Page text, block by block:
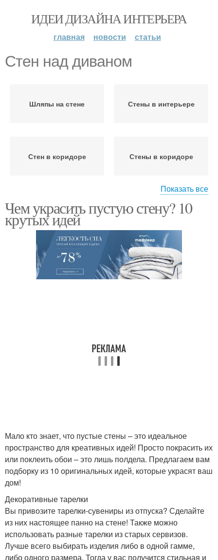
ИДЕИ ДИЗАЙНА ИНТЕРЬЕРА
главная новости статьи
Стен над диваном
Шляпы на стене Стены в интерьере
Стен в коридоре Стены в коридоре
Неровные стены Зеркало над диваном
Шкафчики над диваном Полки над диваном
Показать все
Чем украсить пустую стену? 10
крутых идей
Мало кто знает, что пустые стены – это идеальное
пространство для креативных идей! Просто покрасить их
или поклеить обои – это лишь полдела. Предлагаем вам
подборку из 10 оригинальных идей, которые украсят ваш
дом!
Декоративные тарелки
Вы привозите тарелки-сувениры из отпуска? Сделайте
из них настоящее панно на стене! Также можно
использовать разные тарелки из старых сервизов.
Лучше всего выбирать изделия либо в одной гамме,
либо одного размера. Тогда у вас получится стильная и